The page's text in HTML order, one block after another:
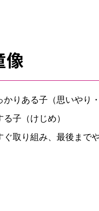
像
りある子（思いやり
子（けじめ）
取り組み、最後まで